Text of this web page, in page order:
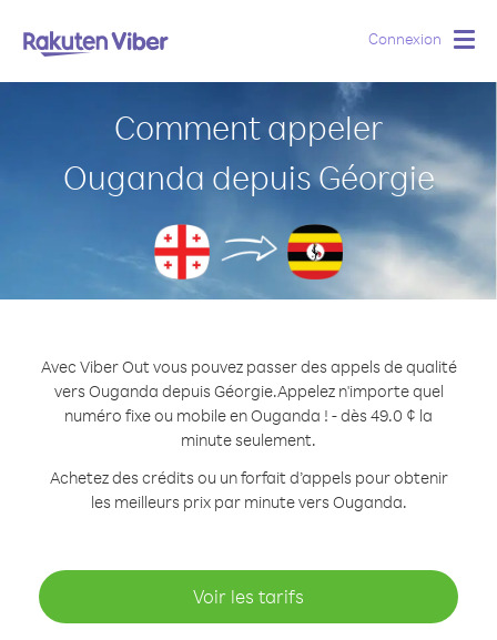
Connexion
Comment appeler
Ouganda depuis Géorgie
Avec Viber Out vous pouvez passer des appels de qualité
vers Ouganda depuis Géorgie.Appelez n'importe quel
numéro fixe ou mobile en Ouganda ! - dès 49.0 ¢ la
minute seulement.
Achetez des crédits ou un forfait d’appels pour obtenir
les meilleurs prix par minute vers Ouganda.
Voir les tarifs